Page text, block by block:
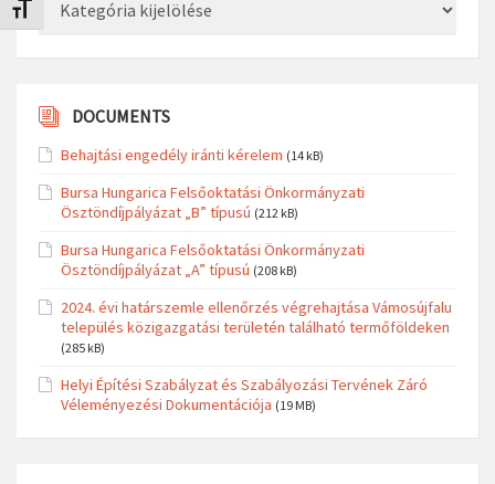
Betűméret váltása
DOCUMENTS
Behajtási engedély iránti kérelem (14 kB)
Bursa Hungarica Felsőoktatási Önkormányzati
Ösztöndíjpályázat „B” típusú (212 kB)
Bursa Hungarica Felsőoktatási Önkormányzati
Ösztöndíjpályázat „A” típusú (208 kB)
2024. évi határszemle ellenőrzés végrehajtása Vámosújfalu
település közigazgatási területén található termőföldeken
(285 kB)
Helyi Építési Szabályzat és Szabályozási Tervének Záró
Véleményezési Dokumentációja (19 MB)